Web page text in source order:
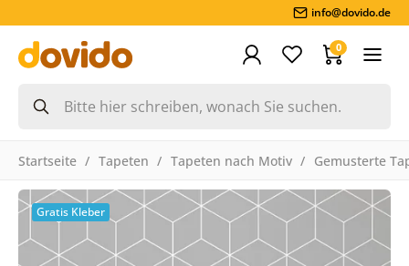
info@dovido.de
0
Startseite Tapeten Tapeten nach Motiv Gemusterte
Gratis Kleber